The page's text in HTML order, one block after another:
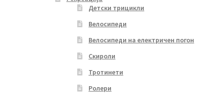
Детски трицикли
Велосипеди
Велосипеди на електричен погон
Скироли
Тротинети
Ролери